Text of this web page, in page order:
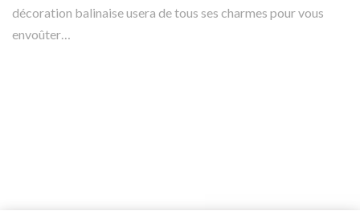
décoration balinaise usera de tous ses charmes pour vous
envoûter…